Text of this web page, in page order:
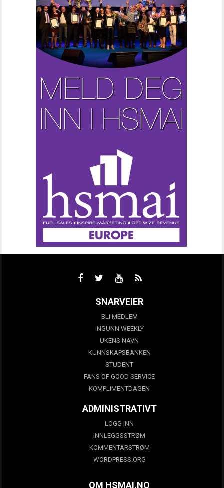
SNARVEIER
BLI MEDLEM
INGUNN WEEKLY
UKENS NAVN
KUNNSKAPSBANKEN
STUDENT
FANS OF GOOD SERVICE
KOMPLIMENTDAGEN
ADMINISTRATIVT
LOGG INN
INNLEGGSSTRØM
KOMMENTARSTRØM
WORDPRESS.ORG
OM HSMAI.NO